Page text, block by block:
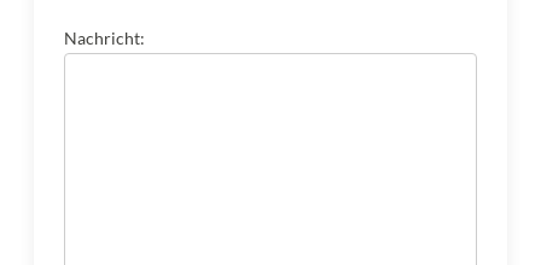
Nachricht: